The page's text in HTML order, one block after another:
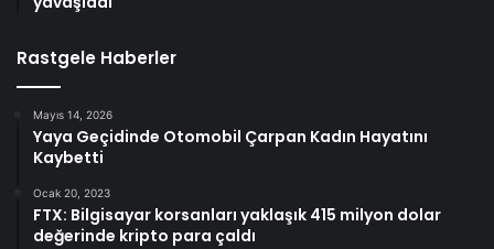
Rastgele Haberler
Mayıs 14, 2026
Yaya Geçidinde Otomobil Çarpan Kadın Hayatını
Kaybetti
Ocak 20, 2023
FTX: Bilgisayar korsanları yaklaşık 415 milyon dolar
değerinde kripto para çaldı